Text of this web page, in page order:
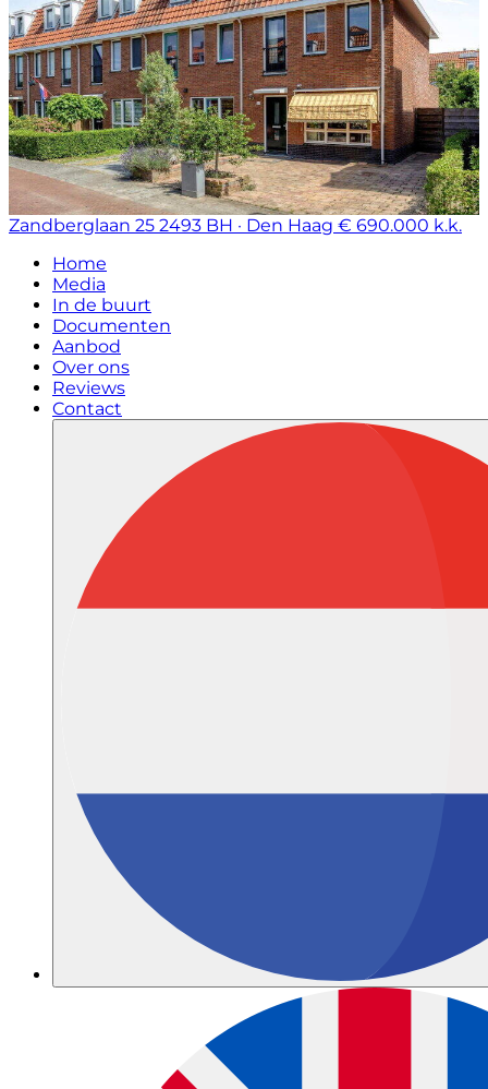
Zandberglaan 25 2493 BH · Den Haag € 690.000 k.k.
Home
Media
In de buurt
Documenten
Aanbod
Over ons
Reviews
Contact